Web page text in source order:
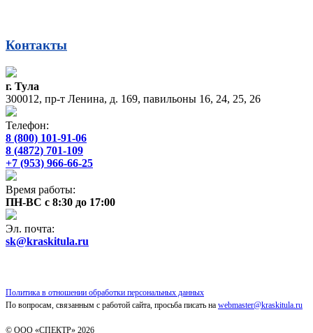
Контакты
г. Тула
300012, пр-т Ленина, д. 169, павильоны 16, 24, 25, 26
Телефон:
8 (800) 101-91-06
8 (4872) 701-109
+7 (953) 966-66-25
Время работы:
ПН-ВС с 8:30 до 17:00
Эл. почта:
sk@kraskitula.ru
Политика в отношении обработки персональных данных
По вопросам, связанным с работой сайта, просьба писать на webmaster@kraskitula.ru
© ООО «СПЕКТР» 2026